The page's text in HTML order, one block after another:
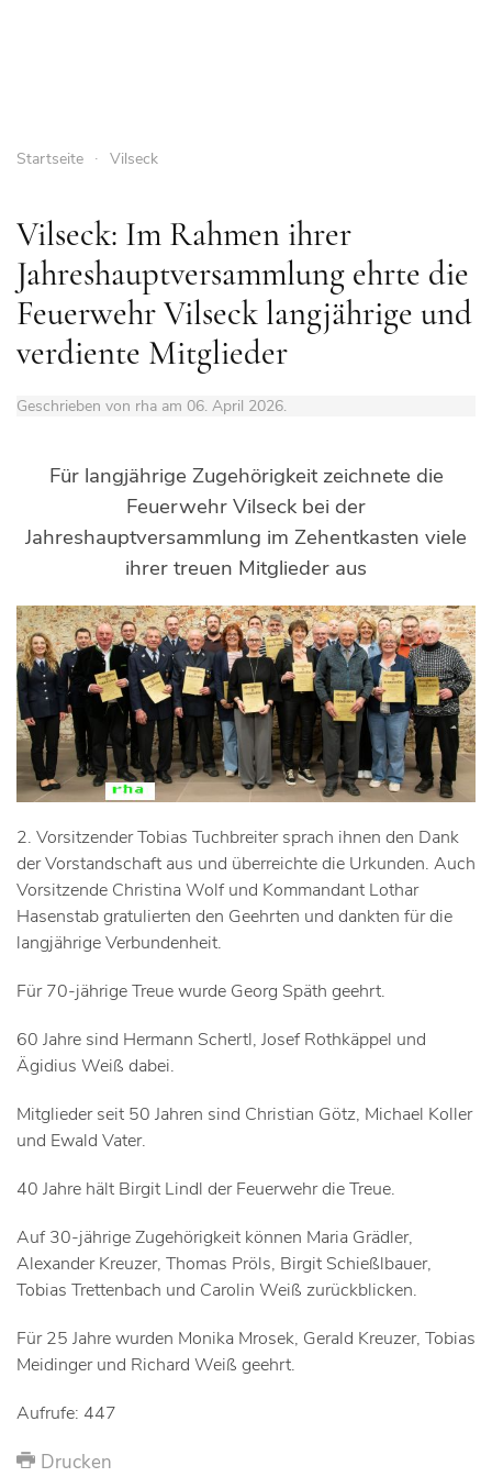
Startseite Vilseck
Vilseck: Im Rahmen ihrer
Jahreshauptversammlung ehrte die
Feuerwehr Vilseck langjährige und
verdiente Mitglieder
Geschrieben von rha am 06. April 2026.
Für langjährige Zugehörigkeit zeichnete die
Feuerwehr Vilseck bei der
Jahreshauptversammlung im Zehentkasten viele
ihrer treuen Mitglieder aus
2. Vorsitzender Tobias Tuchbreiter sprach ihnen den Dank
der Vorstandschaft aus und überreichte die Urkunden. Auch
Vorsitzende Christina Wolf und Kommandant Lothar
Hasenstab gratulierten den Geehrten und dankten für die
langjährige Verbundenheit.
Für 70-jährige Treue wurde Georg Späth geehrt.
60 Jahre sind Hermann Schertl, Josef Rothkäppel und
Ägidius Weiß dabei.
Mitglieder seit 50 Jahren sind Christian Götz, Michael Koller
und Ewald Vater.
40 Jahre hält Birgit Lindl der Feuerwehr die Treue.
Auf 30-jährige Zugehörigkeit können Maria Grädler,
Alexander Kreuzer, Thomas Pröls, Birgit Schießlbauer,
Tobias Trettenbach und Carolin Weiß zurückblicken.
Für 25 Jahre wurden Monika Mrosek, Gerald Kreuzer, Tobias
Meidinger und Richard Weiß geehrt.
Aufrufe: 447
Drucken